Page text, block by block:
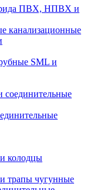
ПВХ, НПВХ и
канализационные
SML и
колодцы
трапы чугунные